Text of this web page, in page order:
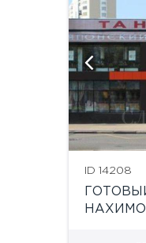
ID 14208